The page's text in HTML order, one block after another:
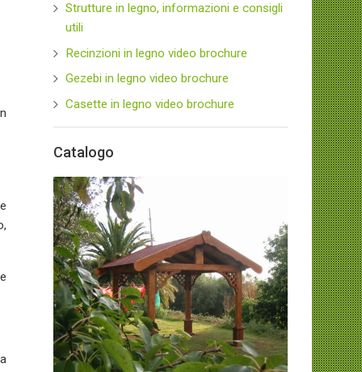
Strutture in legno, informazioni e consigli
utili
Recinzioni in legno video brochure
Gezebi in legno video brochure
Casette in legno video brochure
Catalogo
Gazebi in Legno
In legno lamellare, stabile e
completo di tutte le comodità
quali grigliati protettivi,
illuminazione e pavimento in
legno.